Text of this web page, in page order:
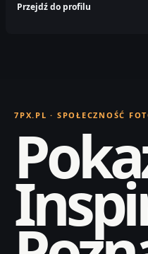
Przejdź do profilu
7PX.PL · SPOŁECZNOŚĆ